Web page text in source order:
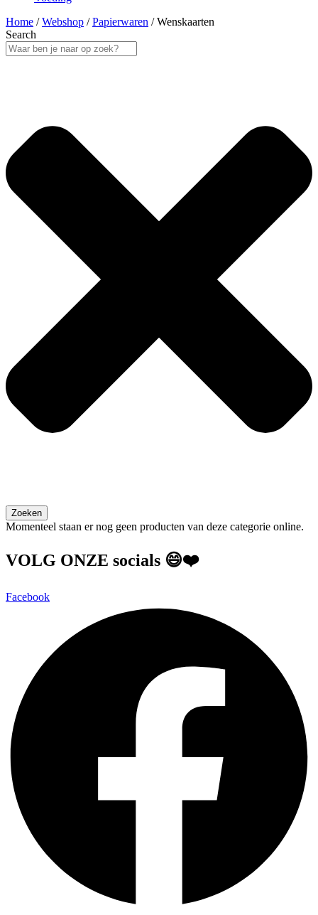
Home /Webshop /Papierwaren / Wenskaarten
Search
Zoeken
Momenteel staan er nog geen producten van deze categorie online.
VOLG ONZE socials 😄❤️
Facebook